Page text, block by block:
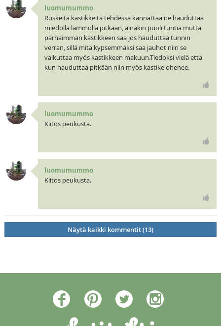
luomumummo
Ruskeita kastikkeita tehdessä kannattaa ne hauduttaa
miedolla lämmöllä pitkään, ainakin puoli tuntia mutta
parhaimman kastikkeen saa jos hauduttaa tunnin
verran, sillä mitä kypsemmäksi saa jauhot niin se
vaikuttaa myös kastikkeen makuun.Tiedoksi vielä että
kun hauduttaa pitkään niin myös kastike ohenee.
luomumummo
Kiitos peukusta.
luomumummo
Kiitos peukusta.
Näytä kaikki kommentit (13)